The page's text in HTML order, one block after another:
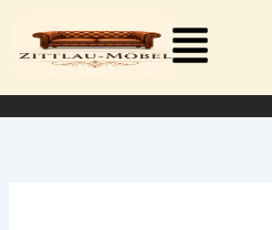
Inhalt
springen